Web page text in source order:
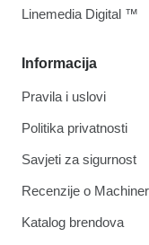
Informacija
Pravila i uslovi
Politika privatnosti
Savjeti za sigurnost
Recenzije o
Katalog brendova
Linemedia Digital ™